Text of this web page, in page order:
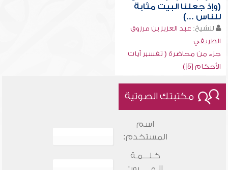
(وإذ جعلنا البيت مثابة
للناس ...)
للشيخ: عبد العزيز بن مرزوق
الطريفي
جزء من محاضرة ( تفسير آيات
الأحكام [5])
مكتبتك الصوتية
اسم
المستخدم:
كـلـــمـة